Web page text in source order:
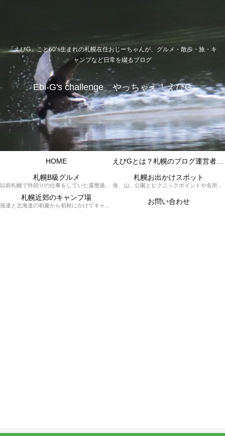
「えびG」こと60’s生まれの札幌在住おじーちゃんが、グルメ・散歩・旅・キ
ャンプなど日常を綴るブログ
Ebi-G's challenge やっちゃえ！えびG
HOME
札幌B級グルメ
以前札幌で外回りの仕事をしていた還暦過ぎブロガー「えびG」がランチ（サラリーマンランチ、サラメシ）を中心に、おそば、ラーメン、中華、日替わりランチを「札幌Bグルメ」と題してレポートしているブログカテゴリーのページです。現在は定年後の再雇用で札幌中とはいかなまでも会社の近くのすすきの界隈や家のある札幌市南区を中心に徘徊しております。
札幌お出かけスポット
海、山、公園とピクニックポイントや名所、旧跡などなど、、、、、札幌はもとより郊外の無理なく日帰りでいって帰ってこれるお出かけスポットを孫っち達（小学５、３年生、幼稚園年長さんの３人）とえびGがお出かけをして紹介しているページです。
札幌近郊のキャンプ場
孫達と北海道の初夏から初秋にかけてキャンプに出かけます。キャンプ場情報だったり料理だったり花火や遊びに虫取りとまさに「やっちゃえ！えびG」やりたい放題のブログです。 お問い合わせ